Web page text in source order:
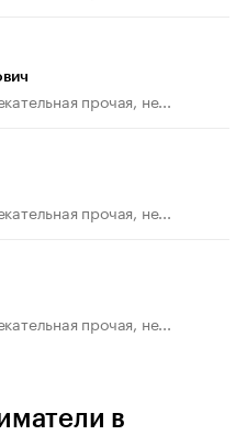
прочая, не...
прочая, не...
прочая, не...
в